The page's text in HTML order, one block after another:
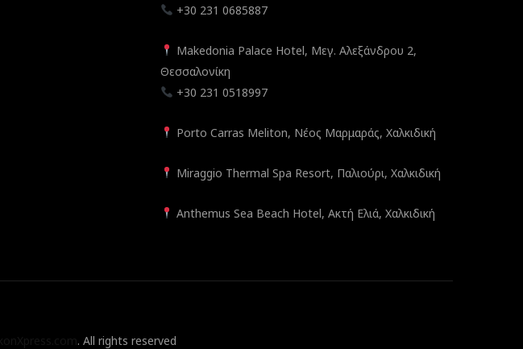
+30 231 0685887
Makedonia Palace Hotel, Μεγ. Αλεξάνδρου 2,
Θεσσαλονίκη
+30 231 0518997
Porto Carras Meliton, Νέος Μαρμαράς, Χαλκιδική
Miraggio Thermal Spa Resort, Παλιούρι, Χαλκιδική
Anthemus Sea Beach Hotel, Ακτή Ελιά, Χαλκιδική
. All rights reserved